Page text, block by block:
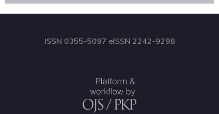
ISSN 0355-5097 eISSN 2242-9298